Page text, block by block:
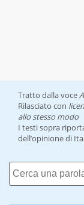
Tratto dalla voce
Rilasciato con
allo stesso modo
I testi sopra
dell’opinione di